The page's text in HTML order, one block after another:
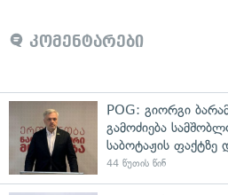
კომენტარები
POG: გიორგი
გამოძიება
საბოტაჟის ფაქტზე
44 წუთის წინ